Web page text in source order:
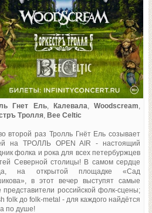
Гнет Ель, Калевала Woodscream
Тролля
Bee Celtic
второй раз Тролль Гнёт Ель созывает
на ТРОЛЛЬ OPEN AIR - настоящий
фолка и рока для всех петербуржцев
Северной столицы! В самом сердце
на открытой площадке «Сад
в этот вечер выступят самые
представители российской фолк-сцены;
folk до folk-metal - для каждого найдётся
по душе!